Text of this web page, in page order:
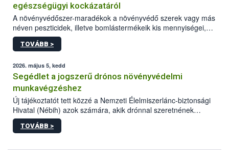
egészségügyi kockázatáról
A növényvédőszer-maradékok a növényvédő szerek vagy más
néven peszticidek, illetve bomlástermékeik kis mennyiségei,
melyek a terményekben vagy azok felületén a betakarítást,
szüretelést, illetve tárolást követően is megmaradhatnak. Az
mennyiségének esetenként a kezelt terményeken is jelen kell
lennie. Nem minden élelmiszer tartalmaz szermaradékot.
Azokban az élelmiszerekben is, melyekben kimutathatóak,
általában csak nagyon kis mennyiségben vannak jelen, így nem
jelenthetnek kockázatot a fogyasztó egészségére nézve.
TOVÁBB >
2026. május 5, kedd
Segédlet a jogszerű drónos növényvédelmi
munkavégzéshez
Új tájékoztatót tett közzé a Nemzeti Élelmiszerlánc-biztonsági
Hivatal (Nébih) azok számára, akik drónnal szeretnének
növényvédelmi vagy tápanyag-gazdálkodási tevékenységet
végezni Magyarországon. Az összefoglaló részletesen
TOVÁBB >